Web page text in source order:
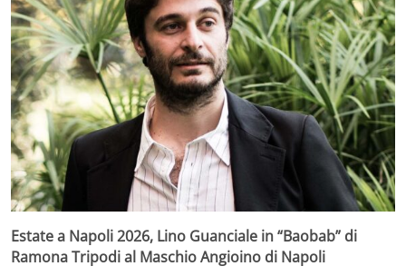
Estate a Napoli 2026, Lino Guanciale in “Baobab” di
Ramona Tripodi al Maschio Angioino di Napoli